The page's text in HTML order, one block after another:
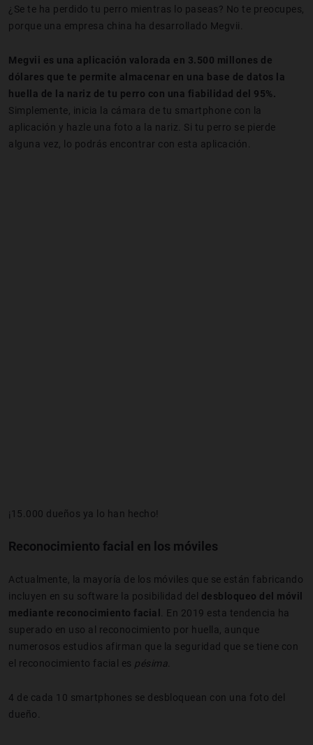
¿Se te ha perdido tu perro mientras lo paseas? No te preocupes,
porque una empresa china ha desarrollado Megvii.
Megvii es una aplicación valorada en 3.500 millones de
dólares que te permite almacenar en una base de datos la
huella de la nariz de tu perro con una fiabilidad del 95%.
Simplemente, inicia la cámara de tu smartphone con la
aplicación y hazle una foto a la nariz. Si tu perro se pierde
alguna vez, lo podrás encontrar con esta aplicación.
¡15.000 dueños ya lo han hecho!
Reconocimiento facial en los móviles
Actualmente, la mayoría de los móviles que se están fabricando
incluyen en su software la posibilidad del desbloqueo del móvil
mediante reconocimiento facial
. En 2019 esta tendencia ha
superado en uso al reconocimiento por huella, aunque
numerosos estudios afirman que la seguridad que se tiene con
el reconocimiento facial es pésima
4 de cada 10 smartphones se desbloquean con una foto del
dueño.